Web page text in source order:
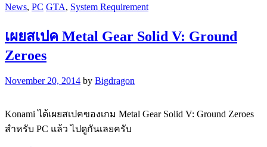
News, PC GTA, System Requirement
เผยสเปค Metal Gear Solid V: Ground
Zeroes
November 20, 2014 by Bigdragon
Konami ได้เผยสเปคของเกม Metal Gear Solid V: Ground Zeroes
สำหรับ PC แล้ว ไปดูกันเลยครับ